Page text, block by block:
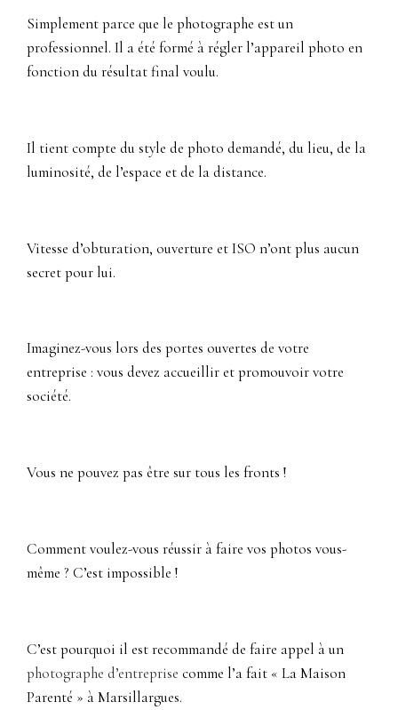
Simplement parce que le photographe est un
professionnel. Il a été formé à régler l’appareil photo en
fonction du résultat final voulu.
Il tient compte du style de photo demandé, du lieu, de la
luminosité, de l’espace et de la distance.
Vitesse d’obturation, ouverture et ISO n’ont plus aucun
secret pour lui.
Imaginez-vous lors des portes ouvertes de votre
entreprise : vous devez accueillir et promouvoir votre
société.
Vous ne pouvez pas être sur tous les fronts !
Comment voulez-vous réussir à faire vos photos vous-
même ? C’est impossible !
C’est pourquoi il est recommandé de faire appel à un
photographe d’entreprise comme l’a fait « La Maison
Parenté » à Marsillargues.